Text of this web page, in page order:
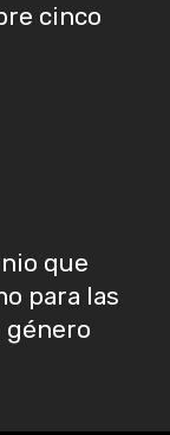
cinco
que
para las
género